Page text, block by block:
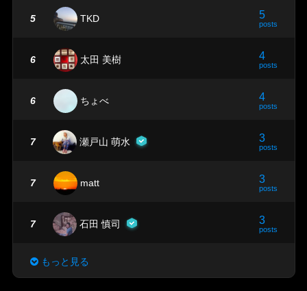
5 TKD 5
posts
6 太田 美樹 4
posts
6 ちょべ 4
posts
7 瀬戸山 萌水 3
posts
7 matt 3
posts
7 石田 慎司 3
posts
もっと見る